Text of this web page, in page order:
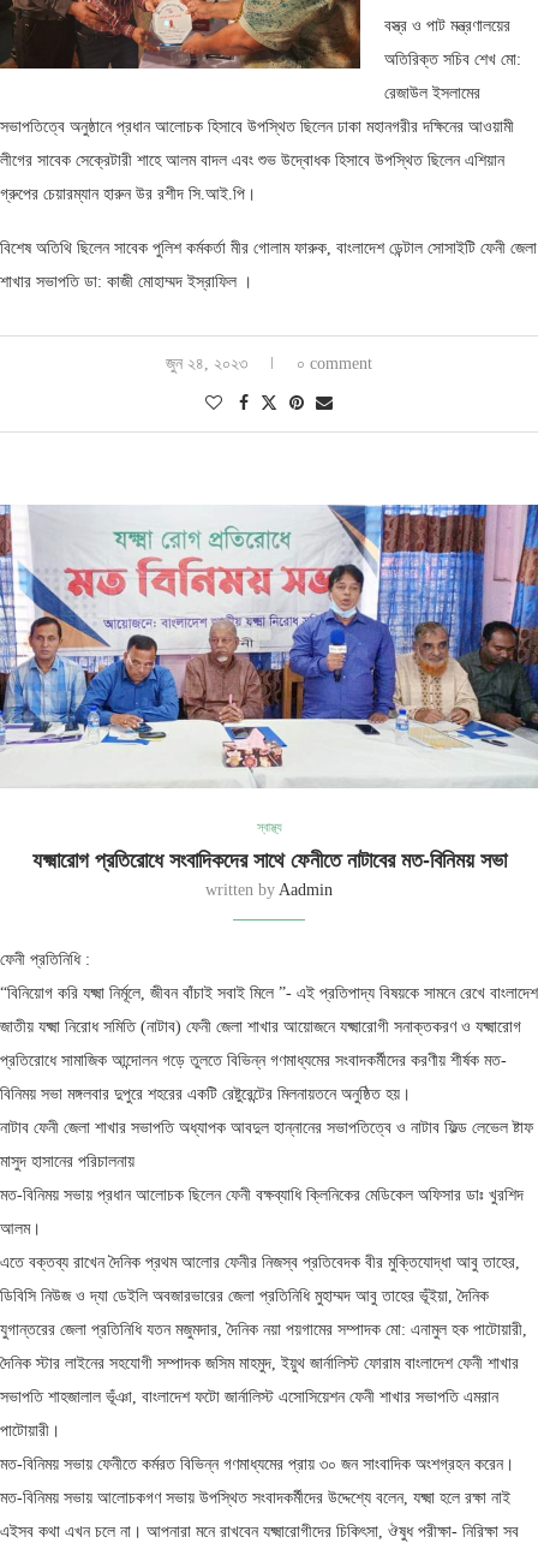
বস্ত্র ও পাট মন্ত্রণালয়ের
অতিরিক্ত সচিব শেখ মো:
রেজাউল ইসলামের
সভাপতিত্বে অনুষ্ঠানে প্রধান আলোচক হিসাবে উপস্থিত ছিলেন ঢাকা মহানগরীর দক্ষিনের আওয়ামী
লীগের সাবেক সেক্রেটারী শাহে আলম বাদল এবং শুভ উদ্বোধক হিসাবে উপস্থিত ছিলেন এশিয়ান
গ্রুপের চেয়ারম্যান হারুন উর রশীদ সি.আই.পি।
বিশেষ অতিথি ছিলেন সাবেক পুলিশ কর্মকর্তা মীর গোলাম ফারুক, বাংলাদেশ ডেন্টাল সোসাইটি ফেনী জেলা
শাখার সভাপতি ডা: কাজী মোহাম্মদ ইস্রাফিল ।
জুন ২৪, ২০২৩ ০ comment
স্বাস্থ্য
যক্ষ্মারোগ প্রতিরোধে সংবাদিকদের সাথে ফেনীতে নাটাবের মত-বিনিময় সভা
written by Aadmin
ফেনী প্রতিনিধি :
“বিনিয়োগ করি যক্ষ্মা নির্মূলে, জীবন বাঁচাই সবাই মিলে ”- এই প্রতিপাদ্য বিষয়কে সামনে রেখে বাংলাদেশ
জাতীয় যক্ষ্মা নিরোধ সমিতি (নাটাব) ফেনী জেলা শাখার আয়োজনে যক্ষ্মারোগী সনাক্তকরণ ও যক্ষ্মারোগ
প্রতিরোধে সামাজিক আন্দোলন গড়ে তুলতে বিভিন্ন গণমাধ্যমের সংবাদকর্মীদের করণীয় শীর্ষক মত-
বিনিময় সভা মঙ্গলবার দুপুরে শহরের একটি রেষ্টুরেন্টের মিলনায়তনে অনুষ্ঠিত হয়।
নাটাব ফেনী জেলা শাখার সভাপতি অধ্যাপক আবদুল হান্নানের সভাপতিত্বে ও নাটাব ফিল্ড লেভেল ষ্টাফ
মাসুদ হাসানের পরিচালনায়
মত-বিনিময় সভায় প্রধান আলোচক ছিলেন ফেনী বক্ষব্যাধি ক্লিনিকের মেডিকেল অফিসার ডাঃ খুরশিদ
আলম।
এতে বক্তব্য রাখেন দৈনিক প্রথম আলোর ফেনীর নিজস্ব প্রতিবেদক বীর মুক্তিযোদ্ধা আবু তাহের,
ডিবিসি নিউজ ও দ্যা ডেইলি অবজারভারের জেলা প্রতিনিধি মুহাম্মদ আবু তাহের ভূঁইয়া, দৈনিক
যুগান্তরের জেলা প্রতিনিধি যতন মজুমদার, দৈনিক নয়া পয়গামের সম্পাদক মো: এনামুল হক পাটোয়ারী,
দৈনিক স্টার লাইনের সহযোগী সম্পাদক জসিম মাহমুদ, ইয়ুথ জার্নালিস্ট ফোরাম বাংলাদেশ ফেনী শাখার
সভাপতি শাহজালাল ভূঁঞা, বাংলাদেশ ফটো জার্নালিস্ট এসোসিয়েশন ফেনী শাখার সভাপতি এমরান
পাটোয়ারী।
মত-বিনিময় সভায় ফেনীতে কর্মরত বিভিন্ন গণমাধ্যমের প্রায় ৩০ জন সাংবাদিক অংশগ্রহন করেন।
মত-বিনিময় সভায় আলোচকগণ সভায় উপস্থিত সংবাদকর্মীদের উদ্দেশ্যে বলেন, যক্ষ্মা হলে রক্ষা নাই
এইসব কথা এখন চলে না। আপনারা মনে রাখবেন যক্ষ্মারোগীদের চিকিৎসা, ঔষুধ পরীক্ষা- নিরিক্ষা সব